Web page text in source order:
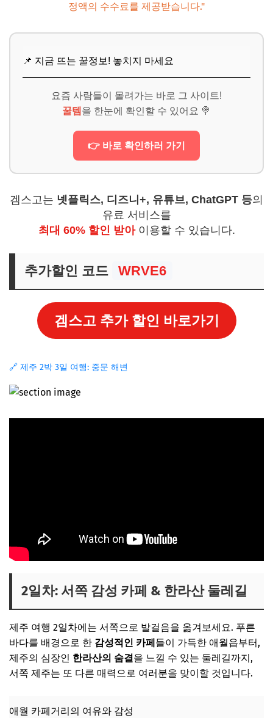
정액의 수수료를 제공받습니다."
📌 지금 뜨는 꿀정보! 놓치지 마세요
요즘 사람들이 몰려가는 바로 그 사이트!
꿀템 을 한눈에 확인할 수 있어요 🍭
👉 바로 확인하러 가기
겜스고는 넷플릭스, 디즈니+, 유튜브, ChatGPT 등의
유료 서비스를
최대 60% 할인 받아이용할 수 있습니다.
추가할인 코드 WRVE6
겜스고 추가 할인 바로가기
🔗 제주 2박 3일 여행: 중문 해변
2일차: 서쪽 감성 카페 & 한라산 둘레길
제주 여행 2일차에는 서쪽으로 발걸음을 옮겨보세요. 푸른
바다를 배경으로 한 감성적인 카페 들이 가득한 애월읍부터,
제주의 심장인 한라산의 숨결을 느낄 수 있는 둘레길까지,
서쪽 제주는 또 다른 매력으로 여러분을 맞이할 것입니다.
애월 카페거리의 여유와 감성